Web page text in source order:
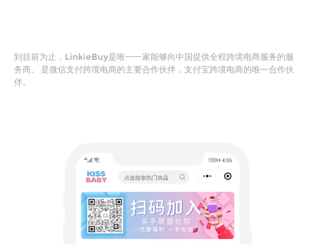
到目前为止，LinkieBuy是唯一一家能够向中国提供全程跨境电商服务的服
务商。 是微信支付跨境电商的主要合作伙伴，支付宝跨境电商的唯一合作伙
伴。